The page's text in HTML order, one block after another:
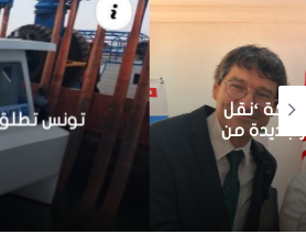
أخبار
تونس تطلق أول قارب صيد
الشمسية في